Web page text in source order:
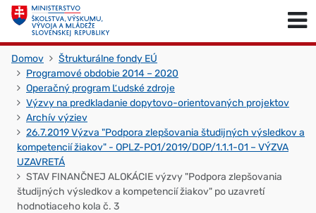
Skočiť na obsah
Domov
Štrukturálne fondy EÚ
Programové obdobie 2014 – 2020
Operačný program Ľudské zdroje
Výzvy na predkladanie dopytovo-orientovaných projektov
Archív výziev
26.7.2019 Výzva "Podpora zlepšovania študijných výsledkov a
kompetencií žiakov" - OPLZ-PO1/2019/DOP/1.1.1-01 – VÝZVA
UZAVRETÁ
STAV FINANČNEJ ALOKÁCIE výzvy "Podpora zlepšovania
študijných výsledkov a kompetencií žiakov" po uzavretí
hodnotiaceho kola č. 3
Skočiť na začiatok stránky